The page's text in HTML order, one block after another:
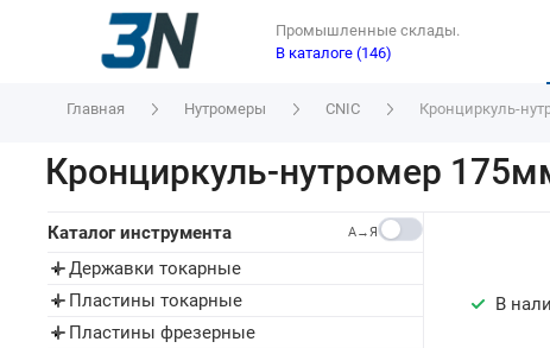
Промышленные склады.
В каталоге (146)
Главная Нутромеры CNIC Кронциркуль-
Кронциркуль-нутромер
В
Каталог инструмента A→Я
▸ Державки токарные
▸ Пластины токарные
▸ Пластины фрезерные